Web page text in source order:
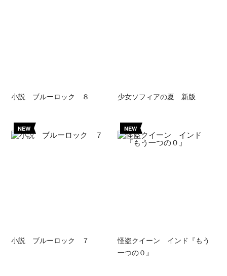
小説 ブルーロック ８ 少女ソフィアの夏 新版
NEW
小説 ブルーロック ７
NEW
怪盗クイーン インド『もう
一つの０』